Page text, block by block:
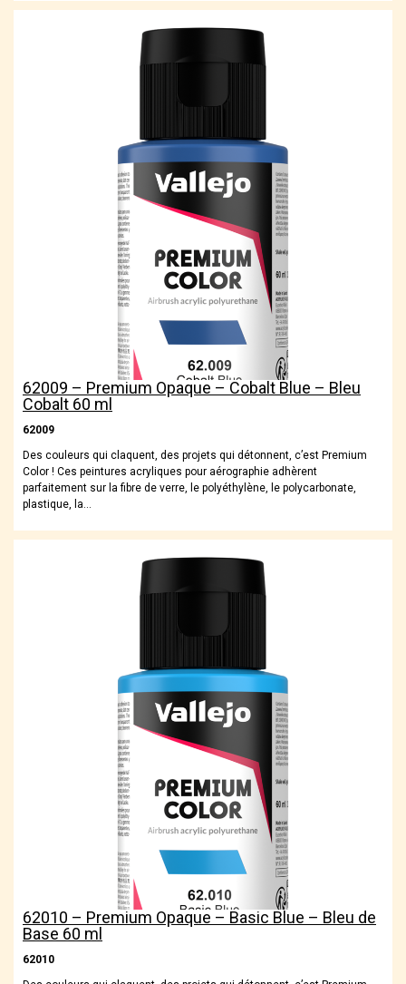
62009 – Premium Opaque – Cobalt Blue – Bleu
Cobalt 60 ml
62009
Des couleurs qui claquent, des projets qui détonnent, c’est Premium
Color ! Ces peintures acryliques pour aérographie adhèrent
parfaitement sur la fibre de verre, le polyéthylène, le polycarbonate,
plastique, la…
62010 – Premium Opaque – Basic Blue – Bleu de
Base 60 ml
62010